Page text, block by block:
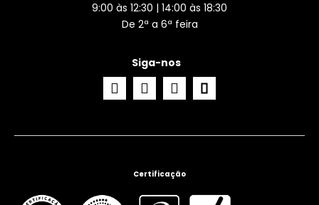
9:00 às 12:30 | 14:00 às 18:30
De 2ª a 6ª feira
Siga-nos
Certificação